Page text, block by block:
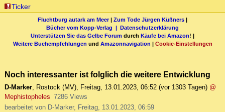
Ticker
Fluchtburg autark am Meer| Zum Tode Jürgen Küßners |
Bücher vom Kopp-Verlag | Datenschutzerklärung
Unterstützen Sie das Gelbe Forum durch Käufe bei Amazon! |
Weitere Buchempfehlungen und Amazonnavigation | Cookie-Einstellungen
Noch interessanter ist folglich die weitere Entwicklung
D-Marker, Rostock (MV), Freitag, 13.01.2023, 06:52 (vor 1303 Tagen) @
Mephistopheles 7286 Views
bearbeitet von D-Marker, Freitag, 13.01.2023, 06:59